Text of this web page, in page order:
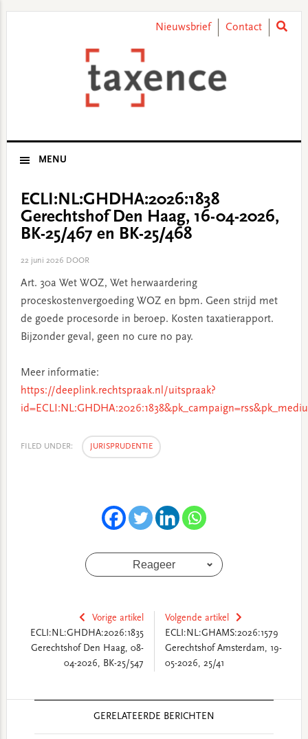
Nieuwsbrief Contact
MENU
ECLI:NL:GHDHA:2026:1838
Gerechtshof Den Haag, 16-04-2026,
BK-25/467 en BK-25/468
22 juni 2026 DOOR
Art. 30a Wet WOZ, Wet herwaardering
proceskostenvergoeding WOZ en bpm. Geen strijd met
de goede procesorde in beroep. Kosten taxatierapport.
Bijzonder geval, geen no cure no pay.
Meer informatie:
https://deeplink.rechtspraak.nl/uitspraak?
FILED UNDER: JURISPRUDENTIE
Reageer
Vorige artikel
ECLI:NL:GHDHA:2026:1835
Gerechtshof Den Haag, 08-
04-2026, BK-25/547
Volgende artikel
ECLI:NL:GHAMS:2026:1579
Gerechtshof Amsterdam, 19-
05-2026, 25/41
GERELATEERDE BERICHTEN